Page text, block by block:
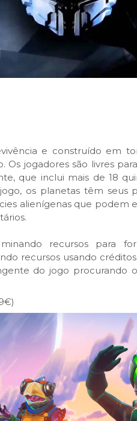
e construído em
Os jogadores são livres
que inclui mais de 18
os planetas têm seus
alienígenas que
recursos para
recursos usando
do jogo procurando